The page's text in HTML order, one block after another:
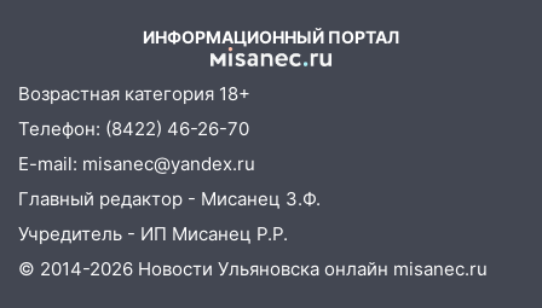
В колледжи и техникумы
Ульяновской области подали более 10
тысяч заявлений
15:04 Фоторепортаж с улиц Ульяновска
после шторма: поваленные деревья и
затопленные улицы
14:28 Ураган вырвал остановку на улице
Деева в Заволжье
ИНФОРМАЦИОННЫЙ ПОРТАЛ
Возрастная категория 18+
Телефон: (8422) 46-26-70
E-mail: misanec@yandex.ru
Главный редактор - Мисанец З.Ф.
Учредитель - ИП Мисанец Р.Р.
© 2014-2026 Новости Ульяновска онлайн misanec.ru